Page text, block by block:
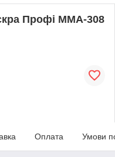
Профі ММА-308
Оплата Умови